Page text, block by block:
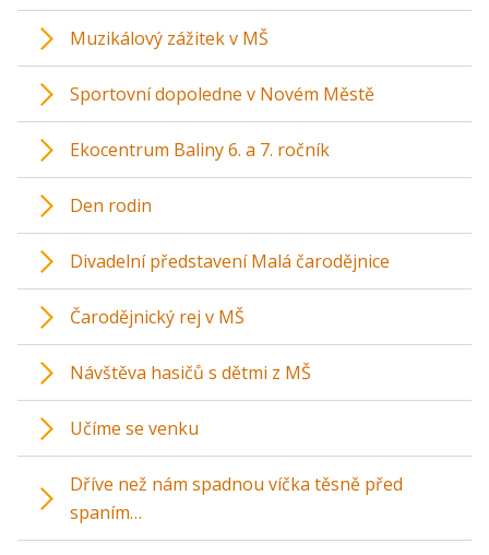
Muzikálový zážitek v MŠ
Sportovní dopoledne v Novém Městě
Ekocentrum Baliny 6. a 7. ročník
Den rodin
Divadelní představení Malá čarodějnice
Čarodějnický rej v MŠ
Návštěva hasičů s dětmi z MŠ
Učíme se venku
Dříve než nám spadnou víčka těsně před
spaním…